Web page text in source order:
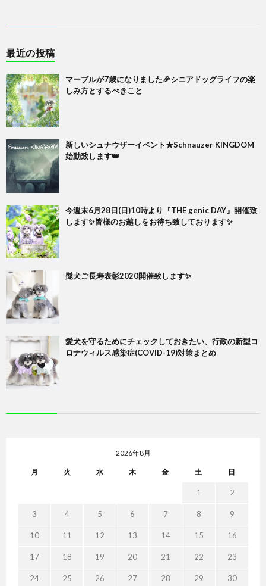
最近の投稿
マーブルが7歳になりました🎉シニアドッグライフの楽
しみ方とするべきこと
新しいシュナウザーイベント★Schnauzer KINGDOM
始動致します👑
今週末6月28日(日)10時より『THE genic DAY』開催致
します✨皆様のお越しをお待ち致しております✨
髭犬ご長寿表彰2020開催致します✨
愛犬を守るためにチェックしておきたい、行政の新型コ
ロナウィルス感染症(COVID-19)対策まとめ
2026年8月
月 火 水 木 金 土 日
1 2
3 4 5 6 7 8 9
10 11 12 13 14 15 16
17 18 19 20 21 22 23
24 25 26 27 28 29 30